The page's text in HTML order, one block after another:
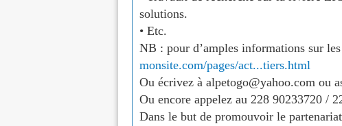
solutions.
• Etc.
NB : pour d’amples informations sur
monsite.com/pages/act...tiers.html
Ou écrivez à alpetogo@yahoo.com ou
Ou encore appelez au 228 90233720 /
Dans le but de promouvoir le